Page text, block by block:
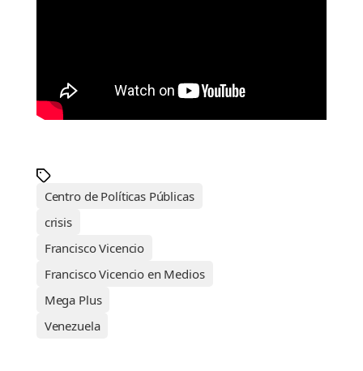
Centro de Políticas Públicas
crisis
Francisco Vicencio
Francisco Vicencio en Medios
Mega Plus
Venezuela